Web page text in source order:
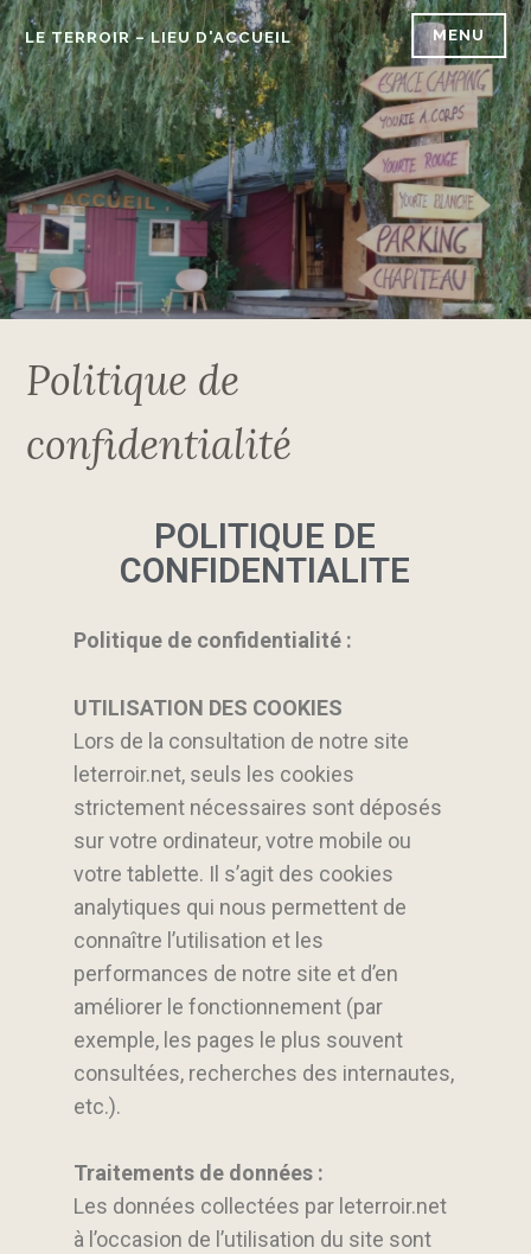
LE TERROIR – LIEU D'ACCUEIL MENU
Politique de
confidentialité
POLITIQUE DE
CONFIDENTIALITE
Politique de confidentialité :
UTILISATION DES COOKIES
Lors de la consultation de notre site
leterroir.net, seuls les cookies
strictement nécessaires sont déposés
sur votre ordinateur, votre mobile ou
votre tablette. Il s’agit des cookies
analytiques qui nous permettent de
connaître l’utilisation et les
performances de notre site et d’en
améliorer le fonctionnement (par
exemple, les pages le plus souvent
consultées, recherches des internautes,
etc.).
Traitements de données :
Les données collectées par leterroir.net
à l’occasion de l’utilisation du site sont